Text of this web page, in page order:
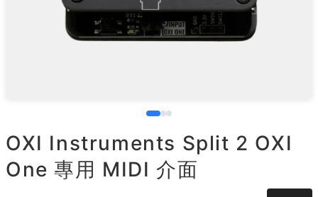
OXI Instruments Split 2 OXI
One 專用 MIDI 介面